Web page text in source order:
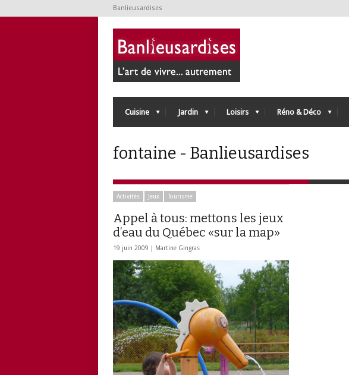
Banlieusardises
Cuisine Jardin Loisirs Réno & Déco
fontaine - Banlieusardises
Activités Jeux Tourisme
Appel à tous: mettons les jeux
d’eau du Québec «sur la map»
19 juin 2009 | Martine Gingras